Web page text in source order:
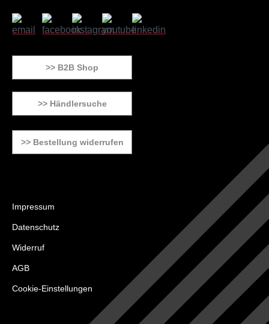
>> B2B Shop
>> Händlersuche
>> Bestellung widerrufen
Impressum
Datenschutz
Widerruf
AGB
Cookie-Einstellungen